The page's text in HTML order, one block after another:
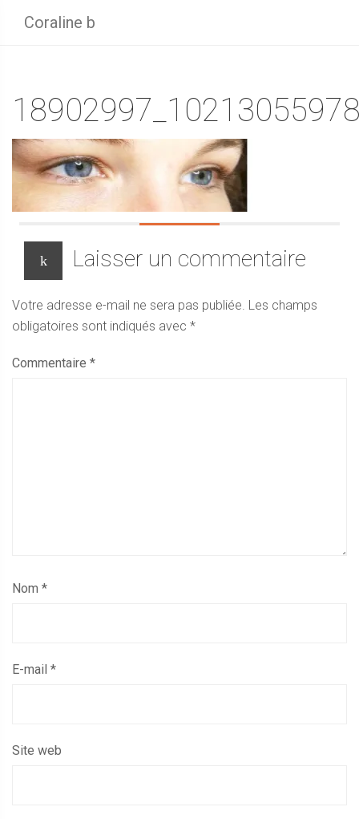
Coraline b
Laisser un commentaire
Votre adresse e-mail ne sera pas publiée. Les champs
obligatoires sont indiqués avec *
Commentaire *
Nom *
E-mail *
Site web